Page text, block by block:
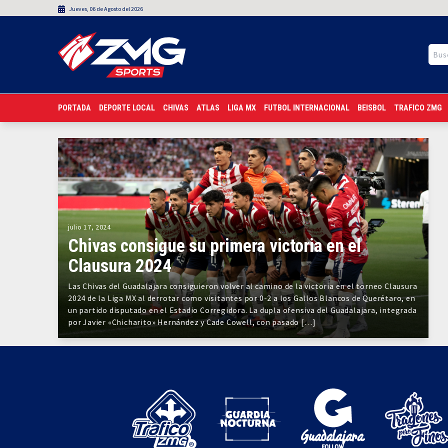
Jueves, 06 deAgosto del 2026
PORTADA DEPORTE LOCAL CHIVAS ATLAS LIGA MX FUTBOL INTERNACIONAL BEISBOL TRAFICO ZMG
julio 17, 2024
Chivas consigue su primera victoria en el
Clausura 2024
Las Chivas del Guadalajara consiguieron volver al camino de la victoria en el torneo Clausura
2024 de la Liga MX al derrotar como visitantes por 0-2 a los Gallos Blancos de Querétaro, en
un partido disputado en el Estadio Corregidora. La dupla ofensiva del Guadalajara, integrada
por Javier «Chicharito» Hernández y Cade Cowell, con pasado […]